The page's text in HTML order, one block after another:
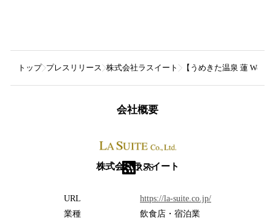
トップ プレスリリース 株式会社ラスイート 【うめきた温泉 蓮
会社概要
株式会社ラスイート
RSS
URL
https://la-suite.co.jp/
業種
飲食店・宿泊業